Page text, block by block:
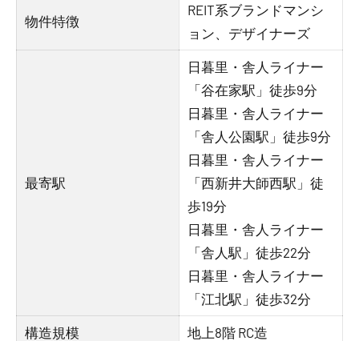
物件特徴
REIT系ブランドマンシ
ョン、デザイナーズ
最寄駅
日暮里・舎人ライナー
「谷在家駅」徒歩9分
日暮里・舎人ライナー
「舎人公園駅」徒歩9分
日暮里・舎人ライナー
「西新井大師西駅」徒
歩19分
日暮里・舎人ライナー
「舎人駅」徒歩22分
日暮里・舎人ライナー
「江北駅」徒歩32分
構造規模 地上8階 RC造